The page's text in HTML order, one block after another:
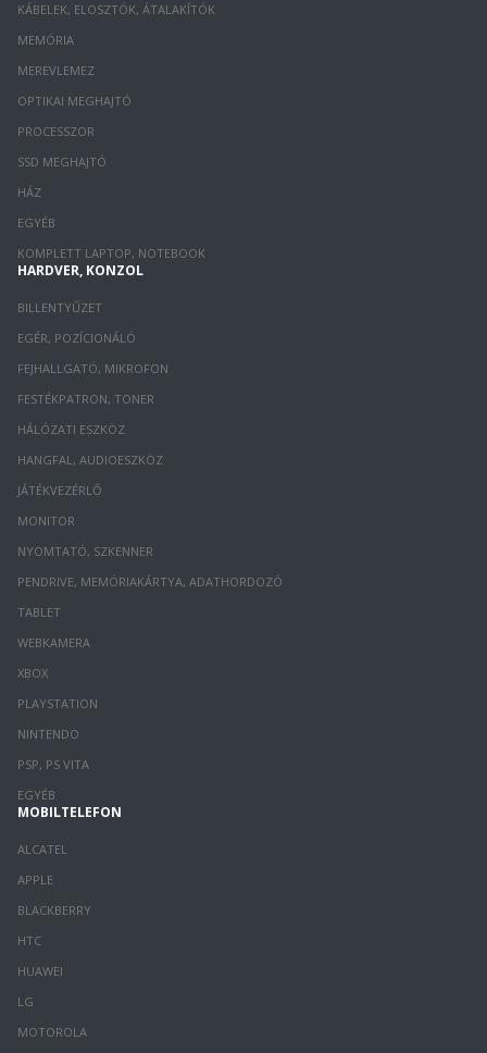
KÁBELEK, ELOSZTÓK, ÁTALAKÍTÓK
MEMÓRIA
MEREVLEMEZ
OPTIKAI MEGHAJTÓ
PROCESSZOR
SSD MEGHAJTÓ
HÁZ
EGYÉB
KOMPLETT LAPTOP, NOTEBOOK
HARDVER, KONZOL
BILLENTYŰZET
EGÉR, POZÍCIONÁLÓ
FEJHALLGATÓ, MIKROFON
FESTÉKPATRON, TONER
HÁLÓZATI ESZKÖZ
HANGFAL, AUDIOESZKÖZ
JÁTÉKVEZÉRLŐ
MONITOR
NYOMTATÓ, SZKENNER
PENDRIVE, MEMÓRIAKÁRTYA, ADATHORDOZÓ
TABLET
WEBKAMERA
XBOX
PLAYSTATION
NINTENDO
PSP, PS VITA
EGYÉB
MOBILTELEFON
ALCATEL
APPLE
BLACKBERRY
HTC
HUAWEI
LG
MOTOROLA